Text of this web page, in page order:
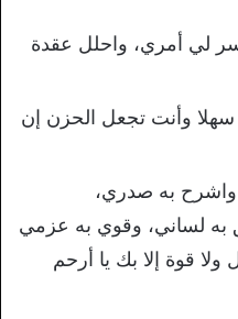
لي أمري، واحلل عقدة
سهلا وأنت تجعل الحزن إن
واشرح به صدري،
به لساني، وقوي به عزمي
قوة إلا بك يا أرحم